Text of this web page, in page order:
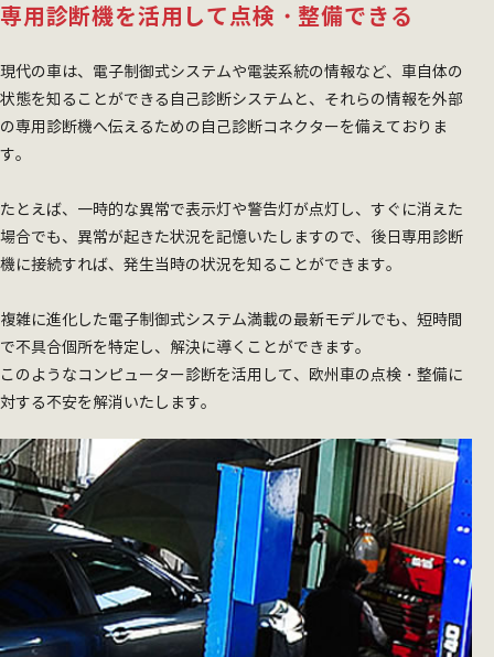
専用診断機を活用して点検・整備できる
現代の車は、電子制御式システムや電装系統の情報など、車自体の
状態を知ることができる自己診断システムと、それらの情報を外部
の専用診断機へ伝えるための自己診断コネクターを備えておりま
す。
たとえば、一時的な異常で表示灯や警告灯が点灯し、すぐに消えた
場合でも、異常が起きた状況を記憶いたしますので、後日専用診断
機に接続すれば、発生当時の状況を知ることができます。
複雑に進化した電子制御式システム満載の最新モデルでも、短時間
で不具合個所を特定し、解決に導くことができます。
このようなコンピューター診断を活用して、欧州車の点検・整備に
対する不安を解消いたします。